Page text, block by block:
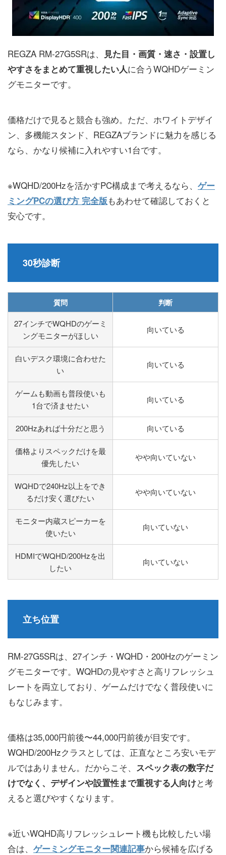
REGZA RM-27G5SRは、
見た目・画質・速さ・設置し
やすさをまとめて重視したい人に合うWQHDゲーミン
グモニターです。
価格だけで見ると競合も強め。ただ、ホワイトデザイ
ン、多機能スタンド、REGZAブランドに魅力を感じる
なら、かなり候補に入れやすい1台です。
※WQHD/200Hzを活かすPC構成まで考えるなら、 ゲー
ミングPCの選び方 完全版もあわせて確認しておくと
安心です。
30秒診断
質問 判断
27インチでWQHDのゲーミ
ングモニターがほしい
向いている
白いデスク環境に合わせた
い
向いている
ゲームも動画も普段使いも
1台で済ませたい
向いている
200Hzあれば十分だと思う 向いている
価格よりスペックだけを最
優先したい
やや向いていない
WQHDで240Hz以上をでき
るだけ安く選びたい
やや向いていない
モニター内蔵スピーカーを
使いたい
向いていない
HDMIでWQHD/200Hzを出
したい
向いていない
立ち位置
RM-27G5SRは、27インチ・WQHD・200Hzのゲーミン
グモニターです。WQHDの見やすさと高リフレッシュ
レートを両立しており、ゲームだけでなく普段使いに
もなじみます。
価格は35,000円前後〜44,000円前後が目安です。
WQHD/200Hzクラスとしては、正直なところ安いモデ
ルではありません。だからこそ、 スペック表の数字だ
けでなく、デザインや設置性まで重視する人向けと考
えると選びやすくなります。
※近いWQHD高リフレッシュレート機も比較したい場
合は、 ゲーミングモニター関連記事から候補を広げる